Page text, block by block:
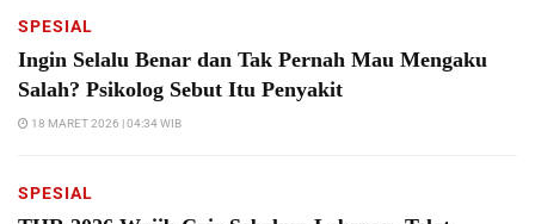
SPESIAL
Ingin Selalu Benar dan Tak Pernah Mau Mengaku
Salah? Psikolog Sebut Itu Penyakit
18 MARET 2026 | 04:34 WIB
SPESIAL